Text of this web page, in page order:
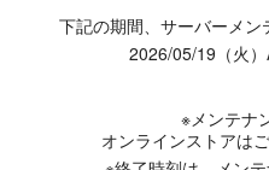
下記の期間、サーバーメン
2026/05/19（火
※メンテナ
オンラインストアは